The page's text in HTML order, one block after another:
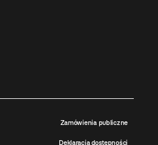
Zamówienia publiczne
Deklaracja dostępności